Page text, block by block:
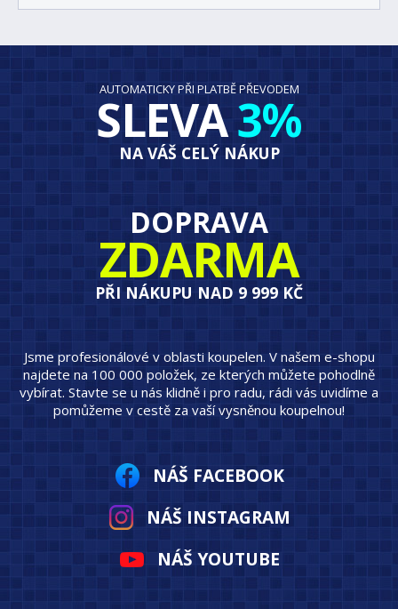
AUTOMATICKY PŘI PLATBĚ PŘEVODEM
SLEVA3%
NA VÁŠ CELÝ NÁKUP
DOPRAVA
ZDARMA
PŘI NÁKUPU NAD 9 999 KČ
Jsme profesionálové v oblasti koupelen. V našem e-shopu
najdete na 100 000 položek, ze kterých můžete pohodlně
vybírat. Stavte se u nás klidně i pro radu, rádi vás uvidíme a
pomůžeme v cestě za vaší vysněnou koupelnou!
NÁŠ FACEBOOK
NÁŠ INSTAGRAM
NÁŠ YOUTUBE